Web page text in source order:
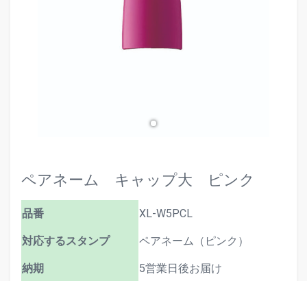
ペアネーム キャップ大 ピンク
品番 XL-W5PCL
対応するスタンプ ペアネーム（ピンク）
納期 5営業日後お届け